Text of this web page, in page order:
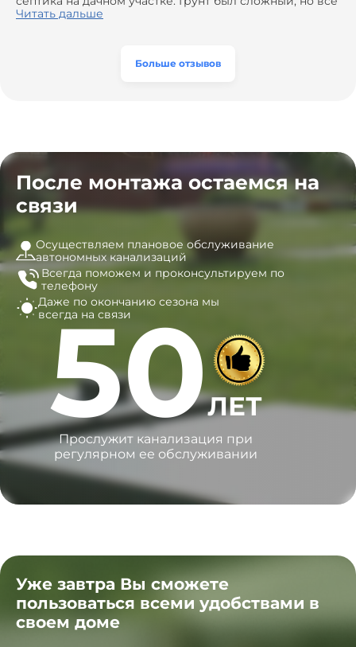
оборудования, заменили трубы, обновили
эту компанию всем, кто ищет надёжных
сделали быстро и аккуратно. Помогли выбрать
Читать дальше
Больше отзывов
После монтажа остаемся на
связи
Осуществляем плановое обслуживание
автономных канализаций
Всегда поможем и проконсультируем по
телефону
Даже по окончанию сезона мы
всегда на связи
50ЛЕТ
Прослужит канализация при
регулярном ее обслуживании
Уже завтра Вы сможете
пользоваться всеми удобствами в
своем доме